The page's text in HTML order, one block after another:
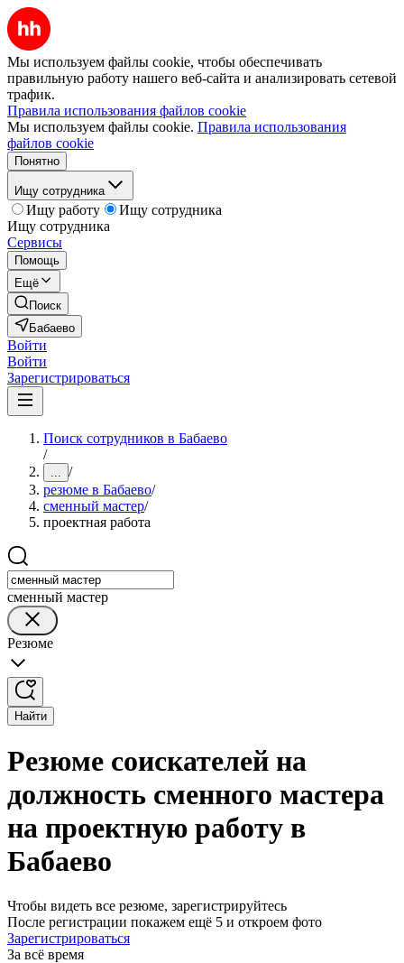
Мы используем файлы cookie, чтобы обеспечивать
правильную работу нашего веб-сайта и анализировать сетевой
трафик.
Правила использования файлов cookie
Мы используем файлы cookie. Правила использования
файлов cookie
Понятно
Ищу сотрудника
Ищу работу
Ищу сотрудника
Ищу сотрудника
Сервисы
Помощь
Ещё
Поиск
Бабаево
Войти
Войти
Зарегистрироваться
Поиск сотрудников в Бабаево
/
... /
резюме в Бабаево/
сменный мастер/
проектная работа
сменный мастер
Резюме
Найти
Резюме соискателей на
должность сменного мастера
на проектную работу в
Бабаево
Чтобы видеть все резюме, зарегистрируйтесь
После регистрации покажем ещё 5 и откроем фото
Зарегистрироваться
За всё время